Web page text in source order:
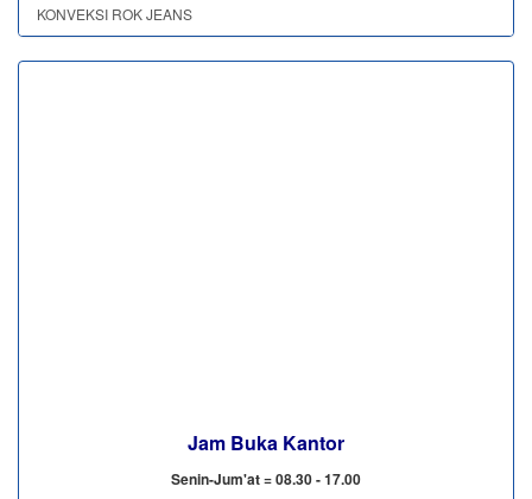
KONVEKSI ROK JEANS
Jam Buka Kantor
Senin-Jum'at = 08.30 - 17.00